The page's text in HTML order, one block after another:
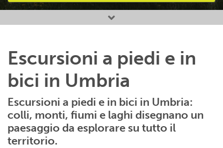
Attività preferite
Escursioni a piedi e in
bici in Umbria
Escursioni a piedi e in bici in Umbria:
colli, monti, fiumi e laghi disegnano un
paesaggio da esplorare su tutto il
territorio.